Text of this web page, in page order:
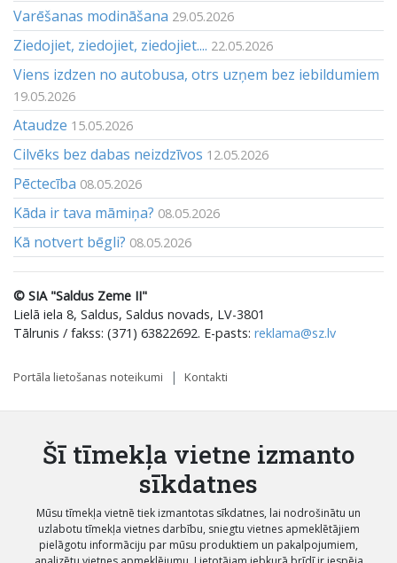
Varēšanas modināšana 29.05.2026
Ziedojiet, ziedojiet, ziedojiet.... 22.05.2026
Viens izdzen no autobusa, otrs uzņem bez iebildumiem
19.05.2026
Ataudze 15.05.2026
Cilvēks bez dabas neizdzīvos 12.05.2026
Pēctecība 08.05.2026
Kāda ir tava māmiņa? 08.05.2026
Kā notvert bēgli? 08.05.2026
© SIA "Saldus Zeme II"
Lielā iela 8, Saldus, Saldus novads, LV-3801
Tālrunis / fakss: (371) 63822692. E-pasts: reklama@sz.lv
Portāla lietošanas noteikumi Kontakti
Šī tīmekļa vietne izmanto
sīkdatnes
Mūsu tīmekļa vietnē tiek izmantotas sīkdatnes, lai nodrošinātu un
uzlabotu tīmekļa vietnes darbību, sniegtu vietnes apmeklētājiem
pielāgotu informāciju par mūsu produktiem un pakalpojumiem,